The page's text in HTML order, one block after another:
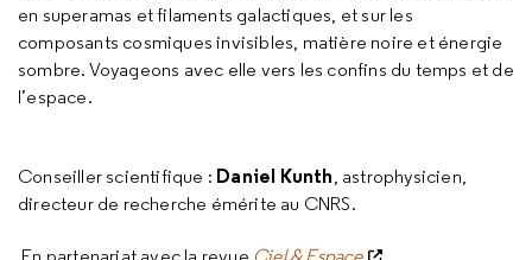
en superamas et filaments galactiques, et sur les
composants cosmiques invisibles, matière noire et énergie
sombre. Voyageons avec elle vers les confins du temps et de
l’espace.
Conseiller scientifique : Daniel Kunth, astrophysicien,
directeur de recherche émérite au CNRS.